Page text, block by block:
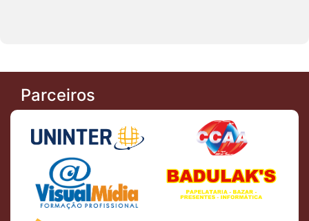
Parceiros